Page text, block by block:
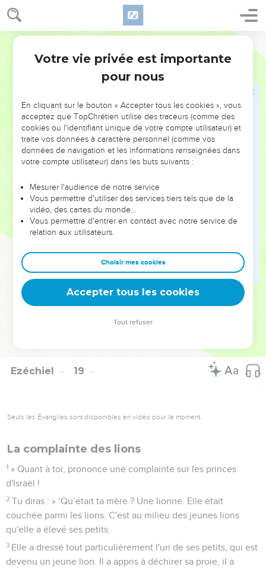
Ezéchiel 18
l’injustice et meurt pour cela, c’est à cause de ses actes
27
met à appliquer le droit et la justice, il sauvera sa vie.
S'il ouvre les yeux et renonce à toutes les transgressions
» La communauté d'Israël dit : ‘La manière d’agir du
Seigneur n'est pas correcte.’Est-ce que ce sont mes façons
d’agir qui ne sont pas correctes, communauté d'Israël ? Ne
seraient-ce pas plutôt vos façons d’agir qui ne sont pas
correctes ?
C'est pourquoi je vous jugerai chacun en fonction de sa
conduite, communauté d'Israël, déclare le Seigneur,
l'Eternel. Revenez à moi et détournez-vous de toutes vos
transgressions, afin que vos fautes ne causent pas votre
perte !
Débarrassez-vous de toutes les transgressions que vous
avez commises ! Faites-vous un cœur nouveau et un esprit
nouveau ! Pourquoi devriez-vous mourir, communauté
d'Israël ?
En effet, je ne prends pas plaisir à voir mourir quelqu’un,
Ezéchiel 19
Seuls les Évangiles sont disponibles en vidéo pour le moment.
La complainte des lions
1 » Quant à toi, prononce une complainte sur les princes
d'Israël !
2 Tu diras : » ‘Qu’était ta mère ? Une lionne. Elle était
couchée parmi les lions. C'est au milieu des jeunes lions
qu'elle a élevé ses petits.
3 Elle a dressé tout particulièrement l'un de ses petits, qui est
devenu un jeune lion. Il a appris à déchirer sa proie, il a
Votre vie privée est importante
pour nous
En cliquant sur le bouton « Accepter tous les cookies », vous
acceptez que TopChrétien utilise des traceurs (comme des
cookies ou l'identifiant unique de votre compte utilisateur) et
traite vos données à caractère personnel (comme vos
données de navigation et les informations renseignées dans
votre compte utilisateur) dans les buts suivants :
Mesurer l'audience de notre service
Vous permettre d'utiliser des services tiers tels que de la
vidéo, des cartes du monde…
Vous permettre d'entrer en contact avec notre service de
relation aux utilisateurs.
Choisir mes cookies
Accepter tous les cookies
Tout refuser